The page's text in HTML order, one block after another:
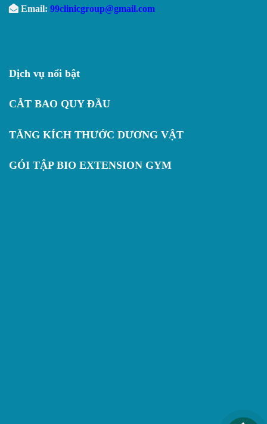
Email: 99clinicgroup@gmail.com
Dịch vụ nổi bật
CẮT BAO QUY ĐẦU
TĂNG KÍCH THƯỚC DƯƠNG VẬT
GÓI TẬP BIO EXTENSION GYM